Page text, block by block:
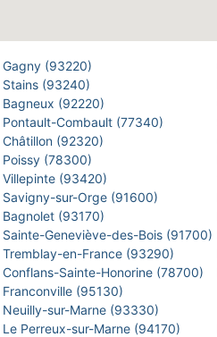
Gagny (93220)
Stains (93240)
Bagneux (92220)
Pontault-Combault (77340)
Châtillon (92320)
Poissy (78300)
Villepinte (93420)
Savigny-sur-Orge (91600)
Bagnolet (93170)
Sainte-Geneviève-des-Bois (91700)
Tremblay-en-France (93290)
Conflans-Sainte-Honorine (78700)
Franconville (95130)
Neuilly-sur-Marne (93330)
Le Perreux-sur-Marne (94170)